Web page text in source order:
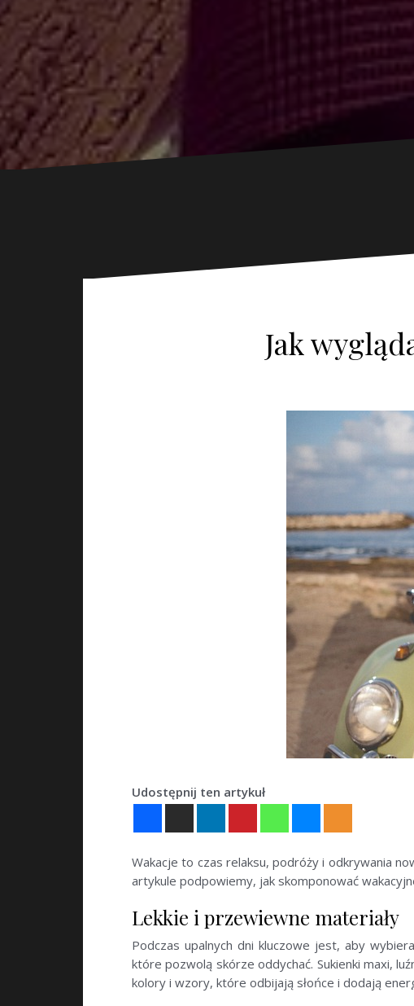
Jak
Udostępnij ten artykuł
Wakacje to czas relaksu, podróży i odkrywania
artykule podpowiemy, jak skomponować
Lekkie i przewiewne materiały
Podczas upalnych dni kluczowe jest, aby
które pozwolą skórze oddychać. Sukienki maxi,
kolory i wzory, które odbijają słońce i dodają